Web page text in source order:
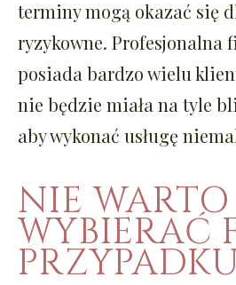
terminy mogą okazać się
ryzykowne. Profesjonalna
posiada bardzo wielu
nie będzie miała na tyle
aby wykonać usługę
NIE WARTO
WYBIERAĆ